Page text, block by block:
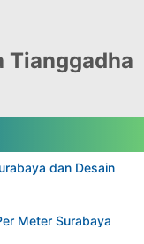
Tianggadha
dan Desain
Meter Surabaya